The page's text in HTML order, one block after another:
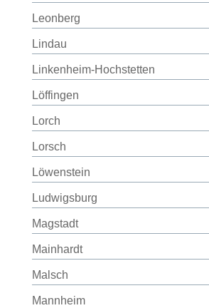
Leonberg
Lindau
Linkenheim-Hochstetten
Löffingen
Lorch
Lorsch
Löwenstein
Ludwigsburg
Magstadt
Mainhardt
Malsch
Mannheim